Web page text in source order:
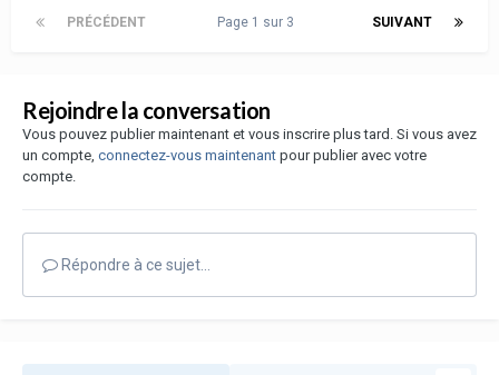
PRÉCÉDENT SUIVANT
Page 1 sur 3
Rejoindre la conversation
Vous pouvez publier maintenant et vous inscrire plus tard. Si vous avez
un compte, connectez-vous maintenant pour publier avec votre
compte.
Répondre à ce sujet…